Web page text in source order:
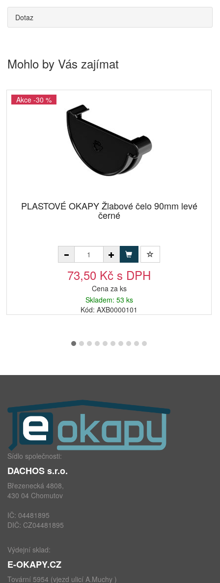
Dotaz
Mohlo by Vás zajímat
Akce -30 %
PLASTOVÉ OKAPY Žlabové čelo 90mm levé
černé
73,50 Kč s DPH
Cena za ks
Skladem: 53 ks
Kód: AXB0000101
Sídlo společnosti:
DACHOS s.r.o.
Březenecká 4808,
430 04 Chomutov
IČ: 04481895
DIČ: CZ04481895
Výdejní sklad:
E-OKAPY.CZ
Tovární 5954 (vjezd ulicí A.Muchy )